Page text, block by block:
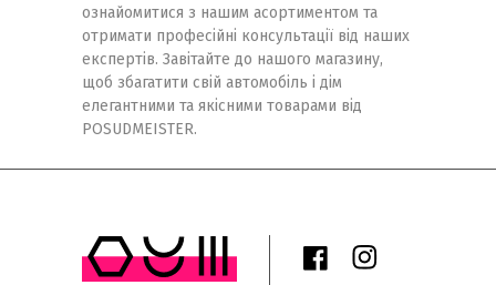
ознайомитися з нашим асортиментом та
отримати професійні консультації від наших
експертів. Завітайте до нашого магазину,
щоб збагатити свій автомобіль і дім
елегантними та якісними товарами від
POSUDMEISTER.